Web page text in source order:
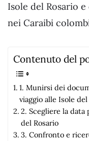
Isole del Rosario
nei Caraibi
Contenuto del
1. Munirsi dei
viaggio alle Isole del
2. Scegliere la
del Rosario
3. Confronto e